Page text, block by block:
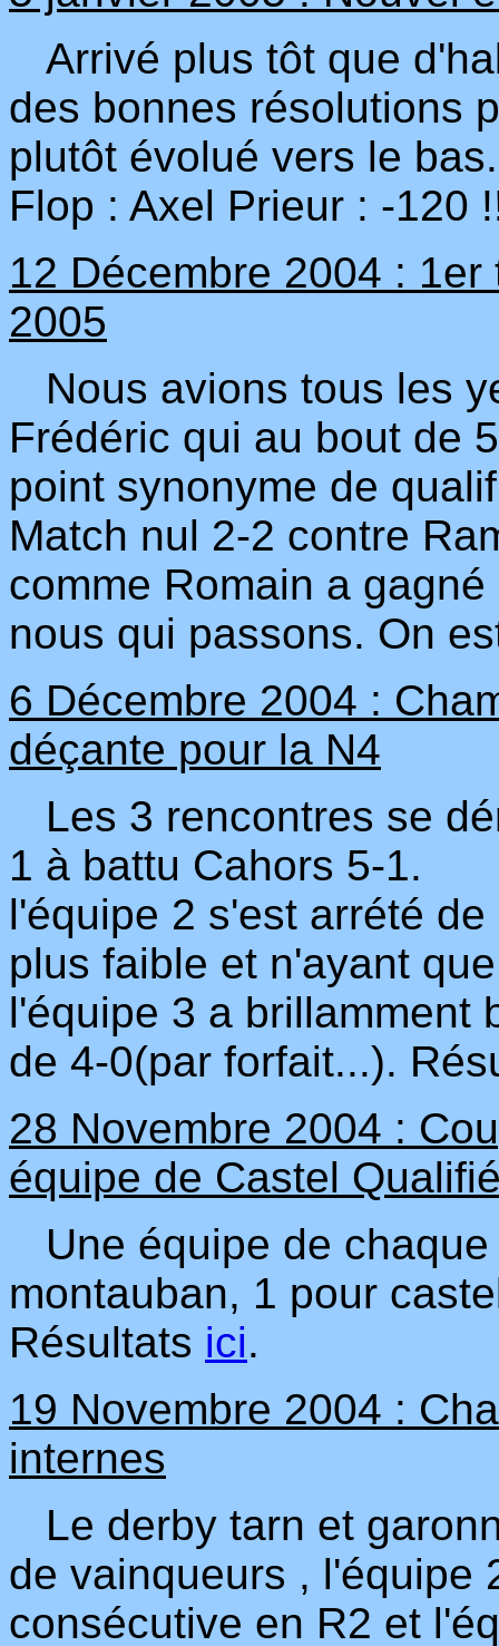
Arrivé plus tôt que
des bonnes résolutions
plutôt évolué vers le
Flop : Axel Prieur : -120
12 Décembre 2004 :
2005
Nous avions tous les
Frédéric qui au bout de
point synonyme de
Match nul 2-2 contre
comme Romain a
nous qui passons. On
6 Décembre 2004 :
déçante pour la N4
Les 3 rencontres se
1 à battu Cahors 5-1.
l'équipe 2 s'est arrété
plus faible et n'ayant
l'équipe 3 a brillamment
de 4-0(par forfait...).
28 Novembre 2004 :
équipe de Castel
Une équipe de
montauban, 1 pour
Résultats ici.
19 Novembre 2004 :
internes
Le derby tarn et
de vainqueurs , l'équipe
consécutive en R2 et